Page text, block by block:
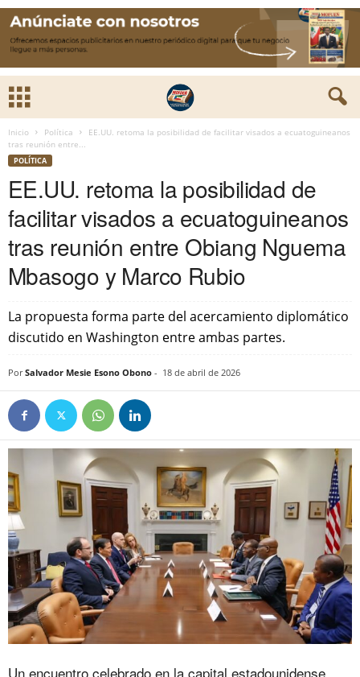
Inicio Política
EE.UU. retoma la posibilidad de facilitar visados a ecuatoguineanos
tras reunión entre...
POLÍTICA
EE.UU. retoma la posibilidad de
facilitar visados a ecuatoguineanos
tras reunión entre Obiang Nguema
Mbasogo y Marco Rubio
La propuesta forma parte del acercamiento diplomático
discutido en Washington entre ambas partes.
Por Salvador Mesie Esono Obono - 18 de abril de 2026
Un encuentro celebrado en la capital estadounidense